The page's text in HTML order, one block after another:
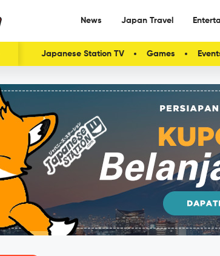
News Japan Travel
Japanese Station TV Games